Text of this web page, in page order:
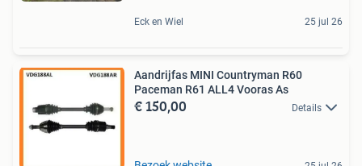
Eck en Wiel 25 jul 26
Aandrijfas MINI Countryman R60
Paceman R61 ALL4 Vooras As
€ 150,00 Details